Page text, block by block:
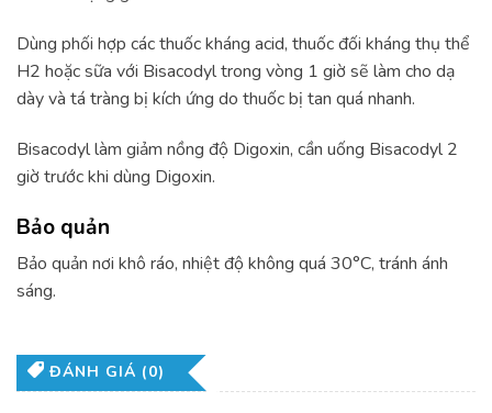
Dùng phối hợp các thuốc kháng acid, thuốc đối kháng thụ thể
H2 hoặc sữa với Bisacodyl trong vòng 1 giờ sẽ làm cho dạ
dày và tá tràng bị kích ứng do thuốc bị tan quá nhanh.
Bisacodyl làm giảm nồng độ Digoxin, cần uống Bisacodyl 2
giờ trước khi dùng Digoxin.
Bảo quản
Bảo quản nơi khô ráo, nhiệt độ không quá 30°C, tránh ánh
sáng.
ĐÁNH GIÁ (0)